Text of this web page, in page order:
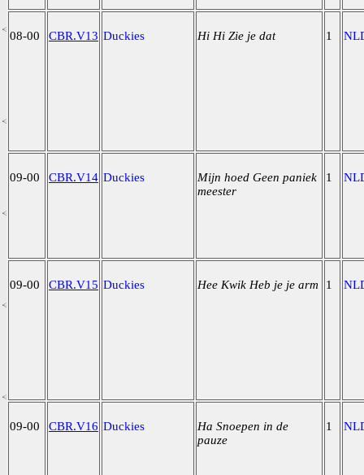
08-00 CBR.V13 Duckies Hi Hi Zie je dat 1
09-00 CBR.V14 Duckies
Mijn hoed Geen paniek
meester
1
09-00 CBR.V15 Duckies Hee Kwik Heb je je arm 1
09-00 CBR.V16 Duckies
Ha Snoepen in de
pauze
1